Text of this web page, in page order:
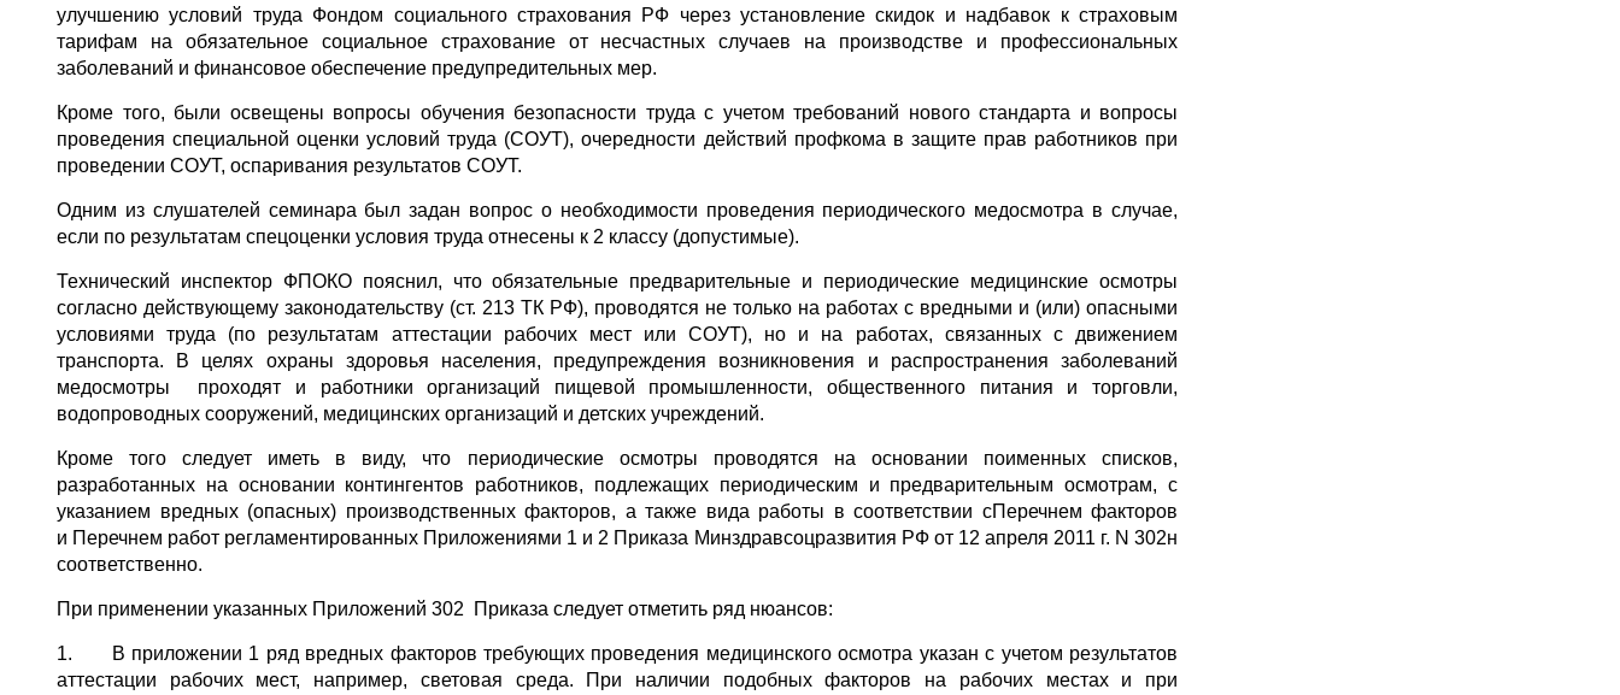
улучшению условий труда Фондом социального страхования РФ через установление скидок и надбавок к страховым
тарифам на обязательное социальное страхование от несчастных случаев на производстве и профессиональных
заболеваний и финансовое обеспечение предупредительных мер.
Кроме того, были освещены вопросы обучения безопасности труда с учетом требований нового стандарта и вопросы
проведения специальной оценки условий труда (СОУТ), очередности действий профкома в защите прав работников при
проведении СОУТ, оспаривания результатов СОУТ.
Одним из слушателей семинара был задан вопрос о необходимости проведения периодического медосмотра в случае,
если по результатам спецоценки условия труда отнесены к 2 классу (допустимые).
Технический инспектор ФПОКО пояснил, что обязательные предварительные и периодические медицинские осмотры
согласно действующему законодательству (ст. 213 ТК РФ), проводятся не только на работах с вредными и (или) опасными
условиями труда (по результатам аттестации рабочих мест или СОУТ), но и на работах, связанных с движением
транспорта. В целях охраны здоровья населения, предупреждения возникновения и распространения заболеваний
медосмотры проходят и работники организаций пищевой промышленности, общественного питания и торговли,
водопроводных сооружений, медицинских организаций и детских учреждений.
Кроме того следует иметь в виду, что периодические осмотры проводятся на основании поименных списков,
разработанных на основании контингентов работников, подлежащих периодическим и предварительным осмотрам, с
указанием вредных (опасных) производственных факторов, а также вида работы в соответствии сПеречнем факторов
и Перечнем работ регламентированных Приложениями 1 и 2 Приказа Минздравсоцразвития РФ от 12 апреля 2011 г. N 302н
соответственно.
При применении указанных Приложений 302 Приказа следует отметить ряд нюансов:
1. В приложении 1 ряд вредных факторов требующих проведения медицинского осмотра указан с учетом результатов
аттестации рабочих мест, например, световая среда. При наличии подобных факторов на рабочих местах и при